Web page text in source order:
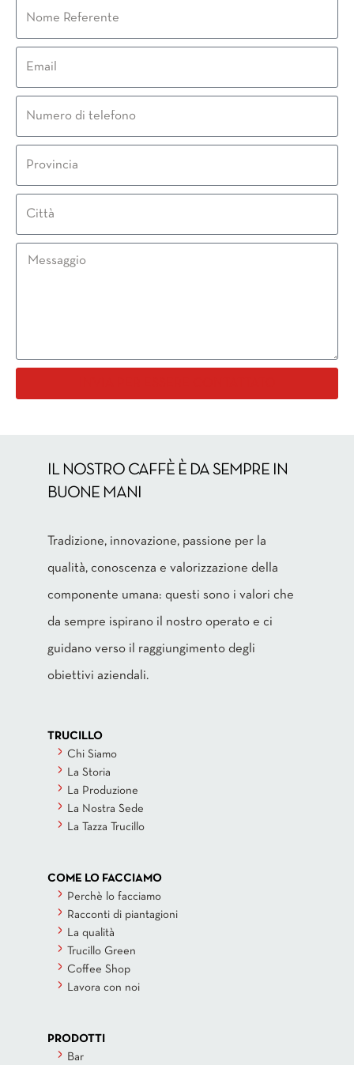
IL NOSTRO CAFFÈ È DA SEMPRE IN
BUONE MANI
Tradizione, innovazione, passione per la
qualità, conoscenza e valorizzazione della
componente umana: questi sono i valori che
da sempre ispirano il nostro operato e ci
guidano verso il raggiungimento degli
obiettivi aziendali.
TRUCILLO
Chi Siamo
La Storia
La Produzione
La Nostra Sede
La Tazza Trucillo
COME LO FACCIAMO
Perchè lo facciamo
Racconti di piantagioni
La qualità
Trucillo Green
Coffee Shop
Lavora con noi
PRODOTTI
Bar